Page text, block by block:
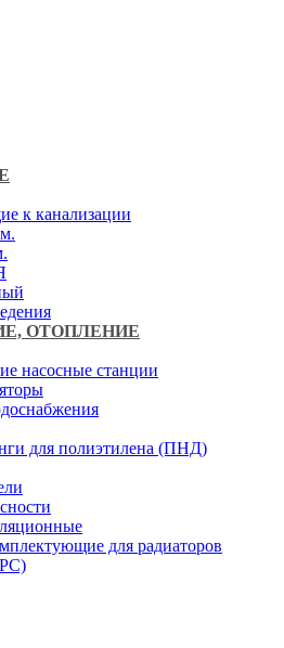
к канализации
ОТОПЛЕНИЕ
насосные станции
для полиэтилена (ПНД)
для радиаторов